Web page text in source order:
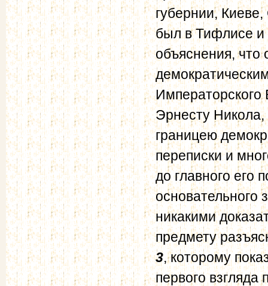
губернии,
был в Тифлисе и
объяснения, что
Эрнесту
границею
переписки и
до главного его
основательного
никакими
предмету
3, которому
первого